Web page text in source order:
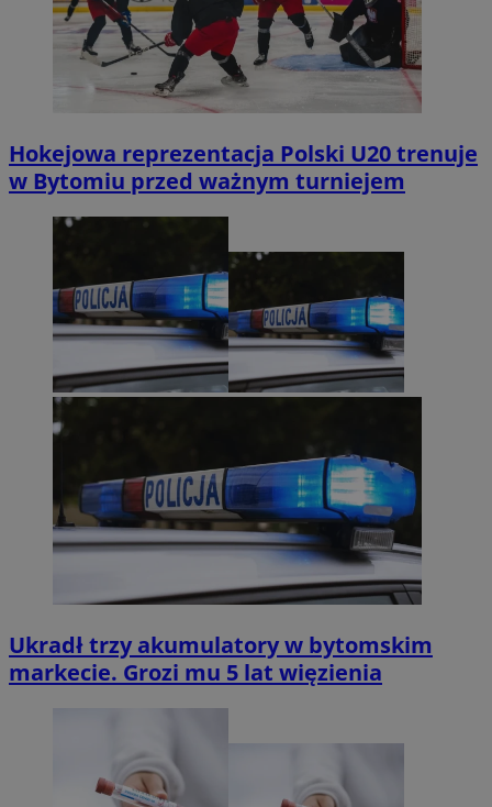
Hokejowa reprezentacja Polski U20 trenuje
w Bytomiu przed ważnym turniejem
Ukradł trzy akumulatory w bytomskim
markecie. Grozi mu 5 lat więzienia